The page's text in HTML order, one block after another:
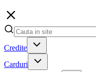
Credite
Carduri